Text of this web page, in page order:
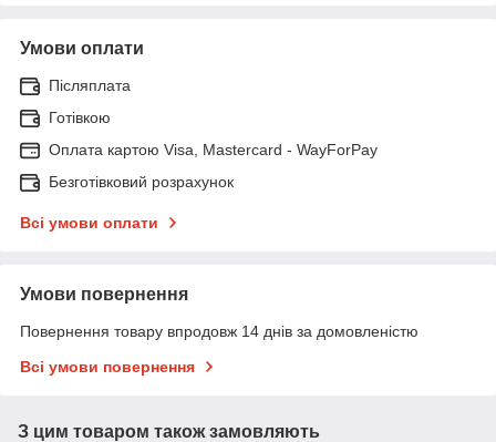
Умови оплати
Післяплата
Готівкою
Оплата картою Visa, Mastercard - WayForPay
Безготівковий розрахунок
Всі умови оплати
Умови повернення
Повернення товару впродовж 14 днів за домовленістю
Всі умови повернення
З цим товаром також замовляють